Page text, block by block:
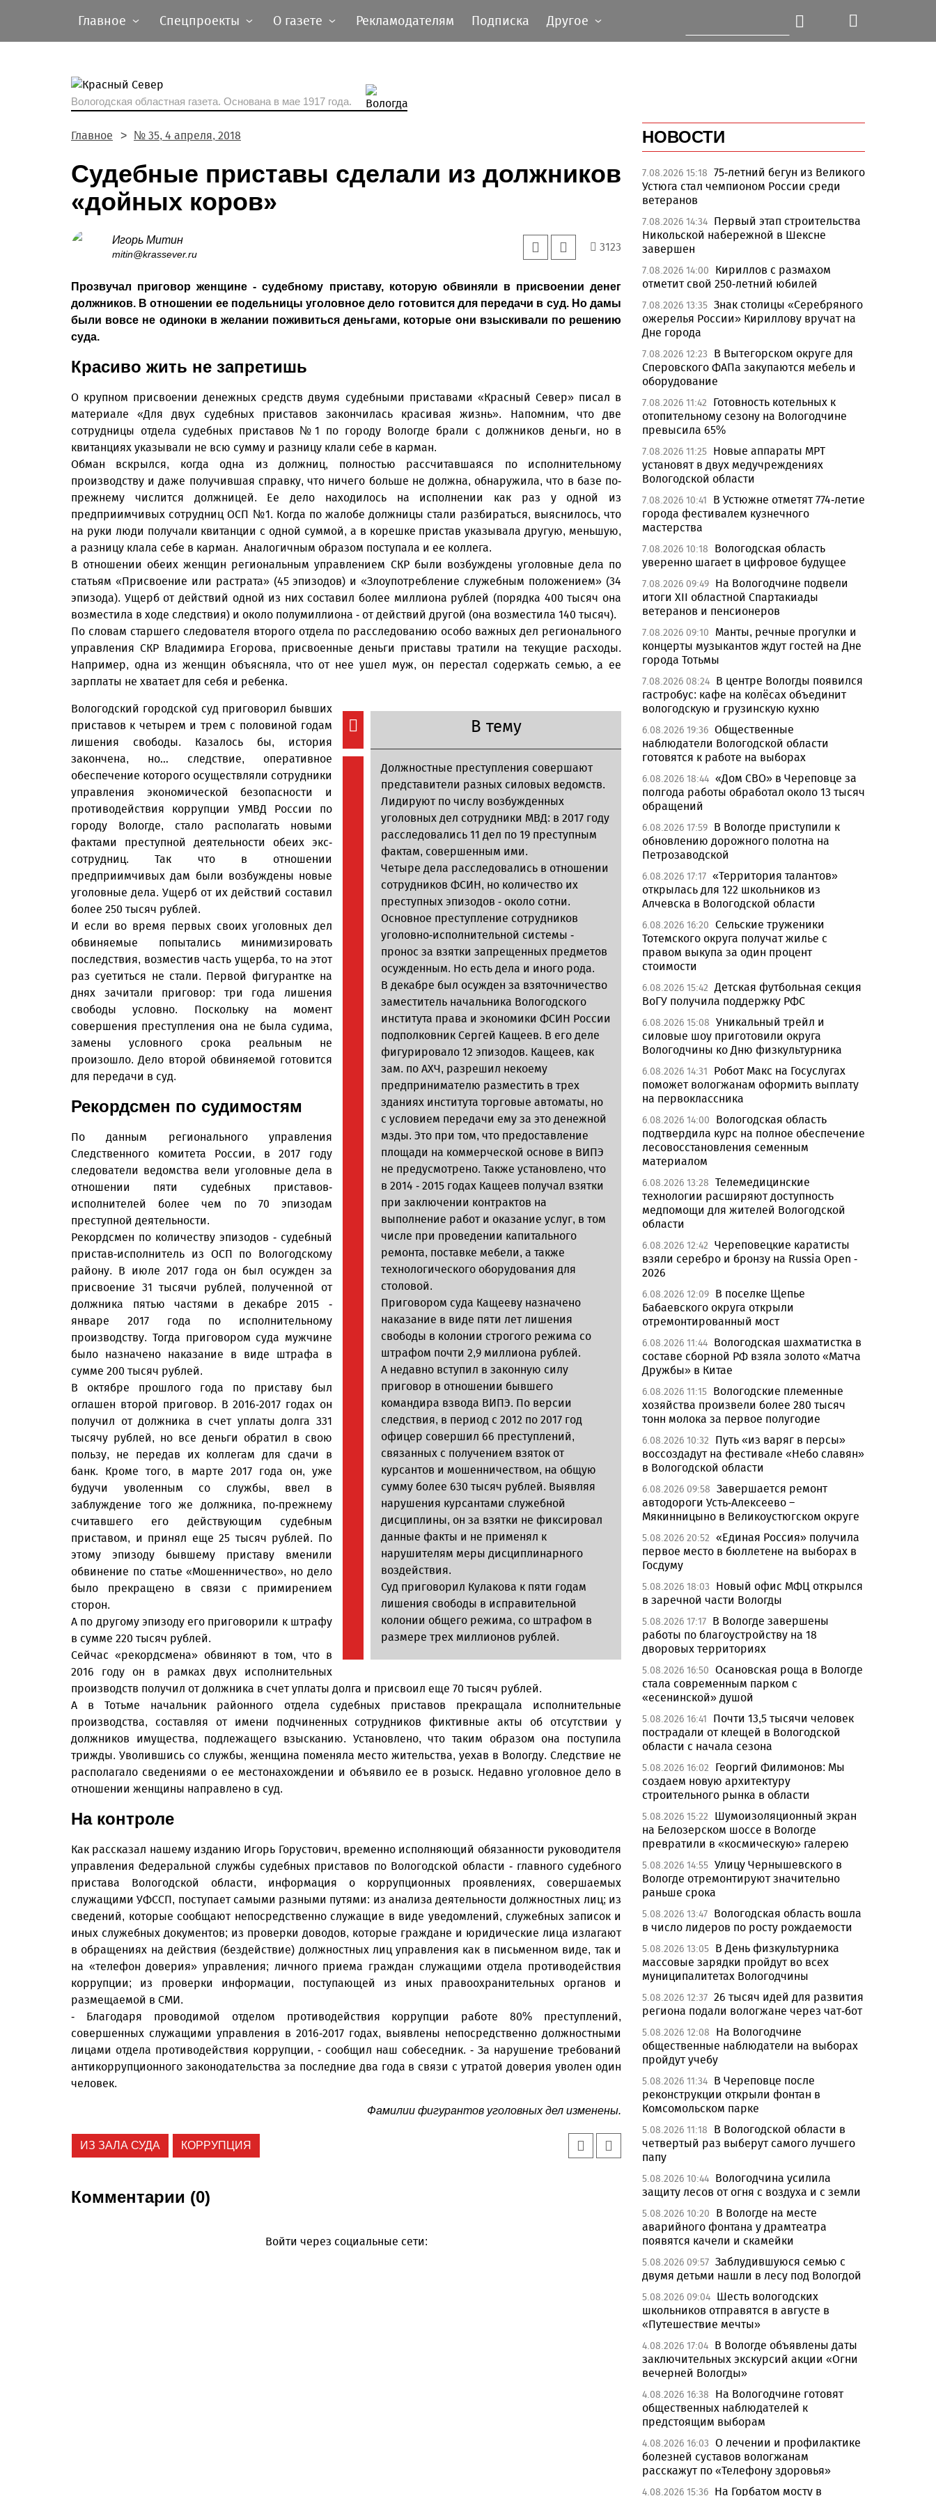
Главное Спецпроекты О газете Рекламодателям Подписка Другое
Вологодская областная газета. Основана в мае 1917 года.
Главное № 35, 4 апреля, 2018
Судебные приставы сделали из должников
«дойных коров»
Игорь Митин
mitin@krassever.ru
3123
Прозвучал приговор женщине - судебному приставу, которую обвиняли в присвоении денег
должников. В отношении ее подельницы уголовное дело готовится для передачи в суд. Но дамы
были вовсе не одиноки в желании поживиться деньгами, которые они взыскивали по решению
суда.
Красиво жить не запретишь
О крупном присвоении денежных средств двумя судебными приставами «Красный Север» писал в
материале «Для двух судебных приставов закончилась красивая жизнь». Напомним, что две
сотрудницы отдела судебных приставов №1 по городу Вологде брали с должников деньги, но в
квитанциях указывали не всю сумму и разницу клали себе в карман.
Обман вскрылся, когда одна из должниц, полностью рассчитавшаяся по исполнительному
производству и даже получившая справку, что ничего больше не должна, обнаружила, что в базе по-
прежнему числится должницей. Ее дело находилось на исполнении как раз у одной из
предприимчивых сотрудниц ОСП №1. Когда по жалобе должницы стали разбираться, выяснилось, что
на руки люди получали квитанции с одной суммой, а в корешке пристав указывала другую, меньшую,
а разницу клала себе в карман. Аналогичным образом поступала и ее коллега.
В отношении обеих женщин региональным управлением СКР были возбуждены уголовные дела по
статьям «Присвоение или растрата» (45 эпизодов) и «Злоупотребление служебным положением» (34
эпизода). Ущерб от действий одной из них составил более миллиона рублей (порядка 400 тысяч она
возместила в ходе следствия) и около полумиллиона - от действий другой (она возместила 140 тысяч).
По словам старшего следователя второго отдела по расследованию особо важных дел регионального
управления СКР Владимира Егорова, присвоенные деньги приставы тратили на текущие расходы.
Например, одна из женщин объясняла, что от нее ушел муж, он перестал содержать семью, а ее
зарплаты не хватает для себя и ребенка.
В тему
Должностные преступления совершают
представители разных силовых ведомств.
Лидируют по числу возбужденных
уголовных дел сотрудники МВД: в 2017 году
расследовались 11 дел по 19 преступным
фактам, совершенным ими.
Четыре дела расследовались в отношении
сотрудников ФСИН, но количество их
преступных эпизодов - около сотни.
Основное преступление сотрудников
уголовно-исполнительной системы -
пронос за взятки запрещенных предметов
осужденным. Но есть дела и иного рода.
В декабре был осужден за взяточничество
заместитель начальника Вологодского
института права и экономики ФСИН России
подполковник Сергей Кащеев. В его деле
фигурировало 12 эпизодов. Кащеев, как
зам. по АХЧ, разрешил некоему
предпринимателю разместить в трех
зданиях института торговые автоматы, но
с условием передачи ему за это денежной
мзды. Это при том, что предоставление
площади на коммерческой основе в ВИПЭ
не предусмотрено. Также установлено, что
в 2014 - 2015 годах Кащеев получал взятки
при заключении контрактов на
выполнение работ и оказание услуг, в том
числе при проведении капитального
ремонта, поставке мебели, а также
технологического оборудования для
столовой.
Приговором суда Кащееву назначено
наказание в виде пяти лет лишения
свободы в колонии строгого режима со
штрафом почти 2,9 миллиона рублей.
А недавно вступил в законную силу
приговор в отношении бывшего
командира взвода ВИПЭ. По версии
следствия, в период с 2012 по 2017 год
офицер совершил 66 преступлений,
связанных с получением взяток от
курсантов и мошенничеством, на общую
сумму более 630 тысяч рублей. Выявляя
нарушения курсантами служебной
дисциплины, он за взятки не фиксировал
данные факты и не применял к
нарушителям меры дисциплинарного
воздействия.
Суд приговорил Кулакова к пяти годам
лишения свободы в исправительной
колонии общего режима, со штрафом в
размере трех миллионов рублей.
Вологодский городской суд приговорил бывших
приставов к четырем и трем с половиной годам
лишения свободы. Казалось бы, история
закончена, но… следствие, оперативное
обеспечение которого осуществляли сотрудники
управления экономической безопасности и
противодействия коррупции УМВД России по
городу Вологде, стало располагать новыми
фактами преступной деятельности обеих экс-
сотрудниц. Так что в отношении
предприимчивых дам были возбуждены новые
уголовные дела. Ущерб от их действий составил
более 250 тысяч рублей.
И если во время первых своих уголовных дел
обвиняемые попытались минимизировать
последствия, возместив часть ущерба, то на этот
раз суетиться не стали. Первой фигурантке на
днях зачитали приговор: три года лишения
свободы условно. Поскольку на момент
совершения преступления она не была судима,
замены условного срока реальным не
произошло. Дело второй обвиняемой готовится
для передачи в суд.
Рекордсмен по судимостям
По данным регионального управления
Следственного комитета России, в 2017 году
следователи ведомства вели уголовные дела в
отношении пяти судебных приставов-
исполнителей более чем по 70 эпизодам
преступной деятельности.
Рекордсмен по количеству эпизодов - судебный
пристав-исполнитель из ОСП по Вологодскому
району. В июле 2017 года он был осужден за
присвоение 31 тысячи рублей, полученной от
должника пятью частями в декабре 2015 -
январе 2017 года по исполнительному
производству. Тогда приговором суда мужчине
было назначено наказание в виде штрафа в
сумме 200 тысяч рублей.
В октябре прошлого года по приставу был
оглашен второй приговор. В 2016-2017 годах он
получил от должника в счет уплаты долга 331
тысячу рублей, но все деньги обратил в свою
пользу, не передав их коллегам для сдачи в
банк. Кроме того, в марте 2017 года он, уже
будучи уволенным со службы, ввел в
заблуждение того же должника, по-прежнему
считавшего его действующим судебным
приставом, и принял еще 25 тысяч рублей. По
этому эпизоду бывшему приставу вменили
обвинение по статье «Мошенничество», но дело
было прекращено в связи с примирением
сторон.
А по другому эпизоду его приговорили к штрафу
в сумме 220 тысяч рублей.
Сейчас «рекордсмена» обвиняют в том, что в
2016 году он в рамках двух исполнительных
производств получил от должника в счет уплаты долга и присвоил еще 70 тысяч рублей.
А в Тотьме начальник районного отдела судебных приставов прекращала исполнительные
производства, составляя от имени подчиненных сотрудников фиктивные акты об отсутствии у
должников имущества, подлежащего взысканию. Установлено, что таким образом она поступила
трижды. Уволившись со службы, женщина поменяла место жительства, уехав в Вологду. Следствие не
располагало сведениями о ее местонахождении и объявило ее в розыск. Недавно уголовное дело в
отношении женщины направлено в суд.
На контроле
Как рассказал нашему изданию Игорь Горустович, временно исполняющий обязанности руководителя
управления Федеральной службы судебных приставов по Вологодской области - главного судебного
пристава Вологодской области, информация о коррупционных проявлениях, совершаемых
служащими УФССП, поступает самыми разными путями: из анализа деятельности должностных лиц; из
сведений, которые сообщают непосредственно служащие в виде уведомлений, служебных записок и
иных служебных документов; из проверки доводов, которые граждане и юридические лица излагают
в обращениях на действия (бездействие) должностных лиц управления как в письменном виде, так и
на «телефон доверия» управления; личного приема граждан служащими отдела противодействия
коррупции; из проверки информации, поступающей из иных правоохранительных органов и
размещаемой в СМИ.
- Благодаря проводимой отделом противодействия коррупции работе 80% преступлений,
совершенных служащими управления в 2016-2017 годах, выявлены непосредственно должностными
лицами отдела противодействия коррупции, - сообщил наш собеседник. - За нарушение требований
антикоррупционного законодательства за последние два года в связи с утратой доверия уволен один
человек.
Фамилии фигурантов уголовных дел изменены.
ИЗ ЗАЛА СУДА КОРРУПЦИЯ
Комментарии (0)
Войти через социальные сети:
НОВОСТИ
7.08.2026 15:18 75-летний бегун из Великого
Устюга стал чемпионом России среди
ветеранов
7.08.2026 14:34 Первый этап строительства
Никольской набережной в Шексне
завершен
7.08.2026 14:00
Кириллов с размахом
отметит свой 250-летний юбилей
7.08.2026 13:35 Знак столицы «Серебряного
ожерелья России» Кириллову вручат на
Дне города
7.08.2026 12:23
В Вытегорском округе для
Сперовского ФАПа закупаются мебель и
оборудование
7.08.2026 11:42
Готовность котельных к
отопительному сезону на Вологодчине
превысила 65%
7.08.2026 11:25 Новые аппараты МРТ
установят в двух медучреждениях
Вологодской области
7.08.2026 10:41
В Устюжне отметят 774-летие
города фестивалем кузнечного
мастерства
7.08.2026 10:18
Вологодская область
уверенно шагает в цифровое будущее
7.08.2026 09:49 На Вологодчине подвели
итоги XII областной Спартакиады
ветеранов и пенсионеров
7.08.2026 09:10
Манты, речные прогулки и
концерты музыкантов ждут гостей на Дне
города Тотьмы
7.08.2026 08:24 В центре Вологды появился
гастробус: кафе на колёсах объединит
вологодскую и грузинскую кухню
6.08.2026 19:36 Общественные
наблюдатели Вологодской области
готовятся к работе на выборах
6.08.2026 18:44 «Дом СВО» в Череповце за
полгода работы обработал около 13 тысяч
обращений
6.08.2026 17:59 В Вологде приступили к
обновлению дорожного полотна на
Петрозаводской
6.08.2026 17:17 «Территория талантов»
открылась для 122 школьников из
Алчевска в Вологодской области
6.08.2026 16:20 Сельские труженики
Тотемского округа получат жилье с
правом выкупа за один процент
стоимости
6.08.2026 15:42 Детская футбольная секция
ВоГУ получила поддержку РФС
6.08.2026 15:08 Уникальный трейл и
силовые шоу приготовили округа
Вологодчины ко Дню физкультурника
6.08.2026 14:31
Робот Макс на Госуслугах
поможет вологжанам оформить выплату
на первоклассника
6.08.2026 14:00
Вологодская область
подтвердила курс на полное обеспечение
лесовосстановления семенным
материалом
6.08.2026 13:28 Телемедицинские
технологии расширяют доступность
медпомощи для жителей Вологодской
области
6.08.2026 12:42 Череповецкие каратисты
взяли серебро и бронзу на Russia Open -
2026
6.08.2026 12:09 В поселке Щепье
Бабаевского округа открыли
отремонтированный мост
6.08.2026 11:44 Вологодская шахматистка в
составе сборной РФ взяла золото «Матча
Дружбы» в Китае
6.08.2026 11:15 Вологодские племенные
хозяйства произвели более 280 тысяч
тонн молока за первое полугодие
6.08.2026 10:32
Путь «из варяг в персы»
воссоздадут на фестивале «Небо славян»
в Вологодской области
6.08.2026 09:58 Завершается ремонт
автодороги Усть-Алексеево –
Мякинницыно в Великоустюгском округе
5.08.2026 20:52 «Единая Россия» получила
первое место в бюллетене на выборах в
Госдуму
5.08.2026 18:03
Новый офис МФЦ открылся
в заречной части Вологды
5.08.2026 17:17 В Вологде завершены
работы по благоустройству на 18
дворовых территориях
5.08.2026 16:50 Осановская роща в Вологде
стала современным парком с
«есенинской» душой
5.08.2026 16:41
Почти 13,5 тысячи человек
пострадали от клещей в Вологодской
области с начала сезона
5.08.2026 16:02
Георгий Филимонов: Мы
создаем новую архитектуру
строительного рынка в области
5.08.2026 15:22
Шумоизоляционный экран
на Белозерском шоссе в Вологде
превратили в «космическую» галерею
5.08.2026 14:55 Улицу Чернышевского в
Вологде отремонтируют значительно
раньше срока
5.08.2026 13:47 Вологодская область вошла
в число лидеров по росту рождаемости
5.08.2026 13:05 В День физкультурника
массовые зарядки пройдут во всех
муниципалитетах Вологодчины
5.08.2026 12:37 26 тысяч идей для развития
региона подали вологжане через чат-бот
5.08.2026 12:08
На Вологодчине
общественные наблюдатели на выборах
пройдут учебу
5.08.2026 11:34 В Череповце после
реконструкции открыли фонтан в
Комсомольском парке
5.08.2026 11:18
В Вологодской области в
четвертый раз выберут самого лучшего
папу
5.08.2026 10:44 Вологодчина усилила
защиту лесов от огня с воздуха и с земли
5.08.2026 10:20
В Вологде на месте
аварийного фонтана у драмтеатра
появятся качели и скамейки
5.08.2026 09:57 Заблудившуюся семью с
двумя детьми нашли в лесу под Вологдой
5.08.2026 09:04 Шесть вологодских
школьников отправятся в августе в
«Путешествие мечты»
4.08.2026 17:04 В Вологде объявлены даты
заключительных экскурсий акции «Огни
вечерней Вологды»
4.08.2026 16:38
На Вологодчине готовят
общественных наблюдателей к
предстоящим выборам
4.08.2026 16:03 О лечении и профилактике
болезней суставов вологжанам
расскажут по «Телефону здоровья»
4.08.2026 15:36 На Горбатом мосту в